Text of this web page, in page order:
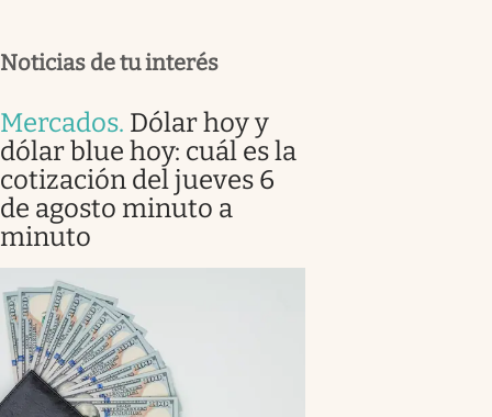
Noticias de tu interés
Mercados. Dólar hoy y
dólar blue hoy: cuál es la
cotización del jueves 6
de agosto minuto a
minuto